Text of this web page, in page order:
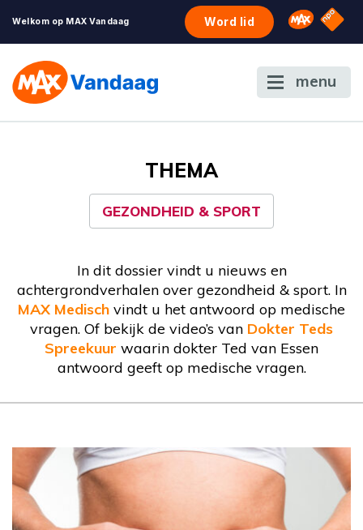
Welkom op MAX Vandaag Word lid Omroep
NPO
menu
THEMA
GEZONDHEID & SPORT
In dit dossier vindt u nieuws en
achtergrondverhalen over gezondheid & sport. In
MAX Medisch vindt u het antwoord op medische
vragen. Of bekijk de video’s van Dokter Teds
Spreekuur waarin dokter Ted van Essen
antwoord geeft op medische vragen.